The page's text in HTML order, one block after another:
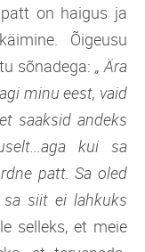
on haigus ja
Õigeusu
sõnadega: „ Ära
minu eest, vaid
saaksid andeks
kui sa
patt. Sa oled
siit ei lahkuks
selleks, et meie